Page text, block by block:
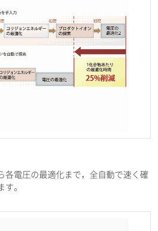
各電圧の最適化まで，全自動で速く確
。